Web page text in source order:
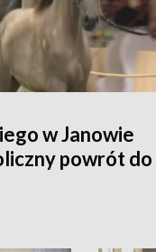
w Janowie
powrót do